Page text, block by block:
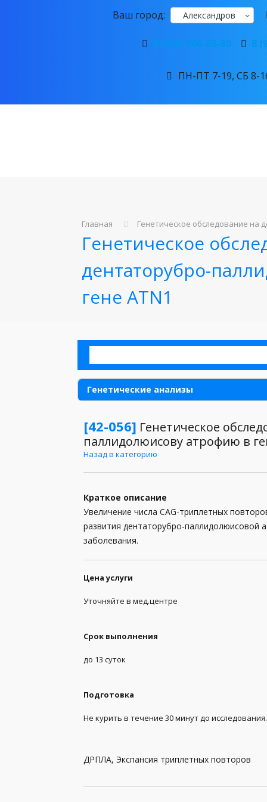
Ваш город: Александров
8 (920) 906-83-80 8
ПН-ПТ 7-19, СБ 8-
Главная Генетическое обследование на
Генетическое
дентаторубро-
гене ATN1
Генетические анализы
Анализы для детей
Анализы кала
Анализы мочи
Анализы при беременности
Анализы спермы
Биохимические анализы
Группа крови и резус-фактор
Иммунология
Инфекционные, паразитные и грибковые
[42-056] Генетическое
паллидолюисову атрофию в
Назад в категорию
Краткое описание
Увеличение числа CAG-триплетных
развития дентаторубро-паллидолюисовой
заболевания.
Цена услуги
Уточняйте в мед.центре
Срок выполнения
до 13 суток
Подготовка
Не курить в течение 30 минут до исследования.
ДРПЛА, Экспансия триплетных повторов